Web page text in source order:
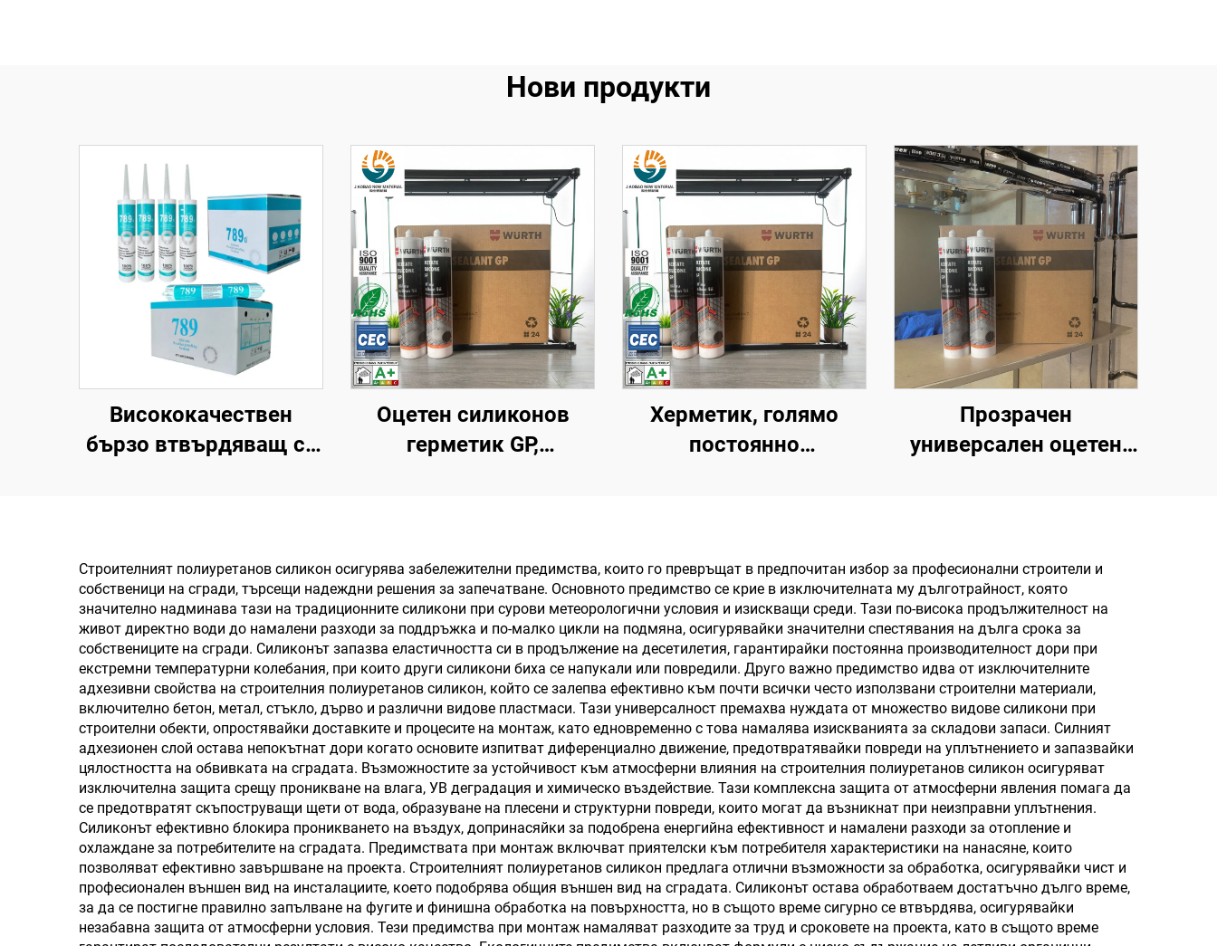
Нови продукти
Висококачествен
бързо втвърдяващ се
универсален, 100%
силиконов герметик
Оцетен силиконов
герметик GP,
герметик
Херметик, голямо
постоянно
оцетен силикон,
доставчици на
силикон за 9 месеца
Прозрачен
универсален оцетен
Строителният полиуретанов силикон осигурява забележителни предимства, които го превръщат в предпочитан избор за професионални строители и
собственици на сгради, търсещи надеждни решения за запечатване. Основното предимство се крие в изключителната му дълготрайност, която
значително надминава тази на традиционните силикони при сурови метеорологични условия и изискващи среди. Тази по-висока продължителност на
живот директно води до намалени разходи за поддръжка и по-малко цикли на подмяна, осигурявайки значителни спестявания на дълга срока за
собствениците на сгради. Силиконът запазва еластичността си в продължение на десетилетия, гарантирайки постоянна производителност дори при
екстремни температурни колебания, при които други силикони биха се напукали или повредили. Друго важно предимство идва от изключителните
адхезивни свойства на строителния полиуретанов силикон, който се залепва ефективно към почти всички често използвани строителни материали,
включително бетон, метал, стъкло, дърво и различни видове пластмаси. Тази универсалност премахва нуждата от множество видове силикони при
строителни обекти, опростявайки доставките и процесите на монтаж, като едновременно с това намалява изискванията за складови запаси. Силният
адхезионен слой остава непокътнат дори когато основите изпитват диференциално движение, предотвратявайки повреди на уплътнението и запазвайки
цялостността на обвивката на сградата. Възможностите за устойчивост към атмосферни влияния на строителния полиуретанов силикон осигуряват
изключителна защита срещу проникване на влага, УВ деградация и химическо въздействие. Тази комплексна защита от атмосферни явления помага да
се предотвратят скъпоструващи щети от вода, образуване на плесени и структурни повреди, които могат да възникнат при неизправни уплътнения.
Силиконът ефективно блокира проникването на въздух, допринасяйки за подобрена енергийна ефективност и намалени разходи за отопление и
охлаждане за потребителите на сградата. Предимствата при монтаж включват приятелски към потребителя характеристики на нанасяне, които
позволяват ефективно завършване на проекта. Строителният полиуретанов силикон предлага отлични възможности за обработка, осигурявайки чист и
професионален външен вид на инсталациите, което подобрява общия външен вид на сградата. Силиконът остава обработваем достатъчно дълго време,
за да се постигне правилно запълване на фугите и финишна обработка на повърхността, но в същото време сигурно се втвърдява, осигурявайки
незабавна защита от атмосферни условия. Тези предимства при монтаж намаляват разходите за труд и сроковете на проекта, като в същото време